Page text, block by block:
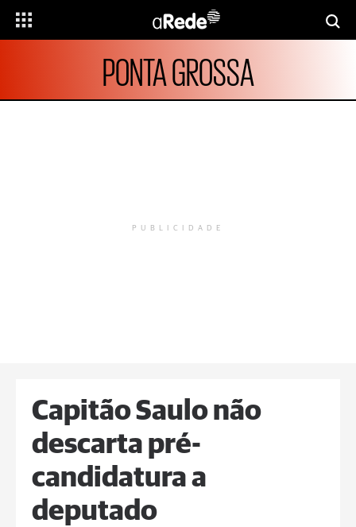
PONTA GROSSA
PUBLICIDADE
Capitão Saulo não
descarta pré-
candidatura a
deputado